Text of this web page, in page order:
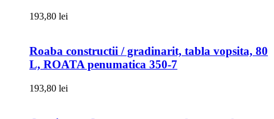
193,80 lei
Roaba constructii / gradinarit, tabla vopsita, 80
L, ROATA penumatica 350-7
193,80 lei